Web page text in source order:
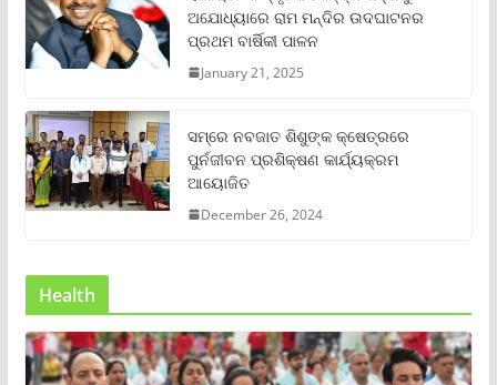
ଅଯୋଧ୍ୟାରେ ରାମ ମନ୍ଦିର ଉଦଘାଟନର
ପ୍ରଥମ ବାର୍ଷିକୀ ପାଳନ
January 21, 2025
ସମ୍‌ରେ ନବଜାତ ଶିଶୁଙ୍କ କ୍ଷେତ୍ରରେ
ପୁର୍ନଜୀବନ ପ୍ରଶିକ୍ଷଣ କାର୍ଯ୍ୟକ୍ରମ
ଆୟୋଜିତ
December 26, 2024
Health